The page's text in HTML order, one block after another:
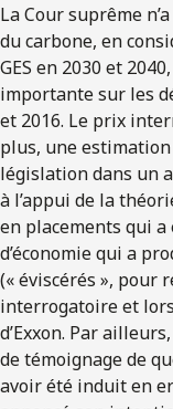
La Cour suprême
du carbone, en
GES en 2030 et
importante sur les
et 2016. Le prix
plus, une estimation
législation dans un
à l’appui de la
en placements qui
d’économie qui a
(« éviscérés », pour
interrogatoire et
d’Exxon. Par
de témoignage de
avoir été induit en